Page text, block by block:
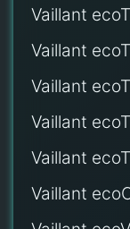
Vaillant
Vaillant
Vaillant
Vaillant
Vaillant
Vaillant